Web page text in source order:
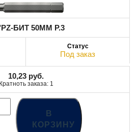
БИТ 50MM Р.3
Под заказ
10,23 руб.
Кратноть заказа: 1
В
КОРЗИНУ